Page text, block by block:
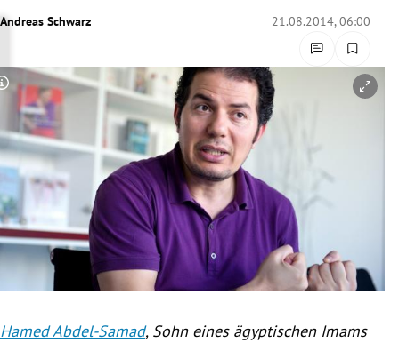
Untermenü
Untermenü
Untermenü
Untermenü
Untermenü
Untermenü
Andreas Schwarz 21.08.2014, 06:00
Copyright-Hinweis öffnen/schließen
Hamed Abdel-Samad, Sohn eines ägyptischen Imams